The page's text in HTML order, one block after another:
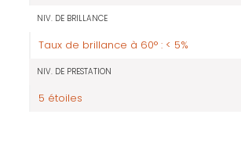
NIV. DE BRILLANCE
Taux de brillance à 60° : < 5%
NIV. DE PRESTATION
5 étoiles